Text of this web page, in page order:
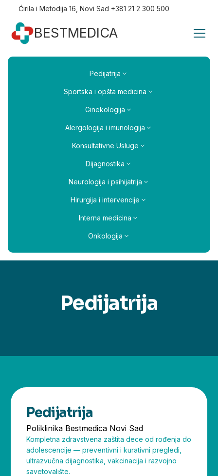
Ćirila i Metodija 16, Novi Sad +381 21 2 300 500
BESTMEDICA
Pedijatrija
Sportska i opšta medicina
Ginekologija
Alergologija i imunologija
Konsultativne Usluge
Dijagnostika
Neurologija i psihijatrija
Hirurgija i intervencije
Interna medicina
Onkologija
Pedijatrija
Pedijatrija
Poliklinika Bestmedica Novi Sad
Kompletna zdravstvena zaštita dece od rođenja do
adolescencije — preventivni i kurativni pregledi,
ultrazvučna dijagnostika, vakcinacija i razvojno
savetovalište.